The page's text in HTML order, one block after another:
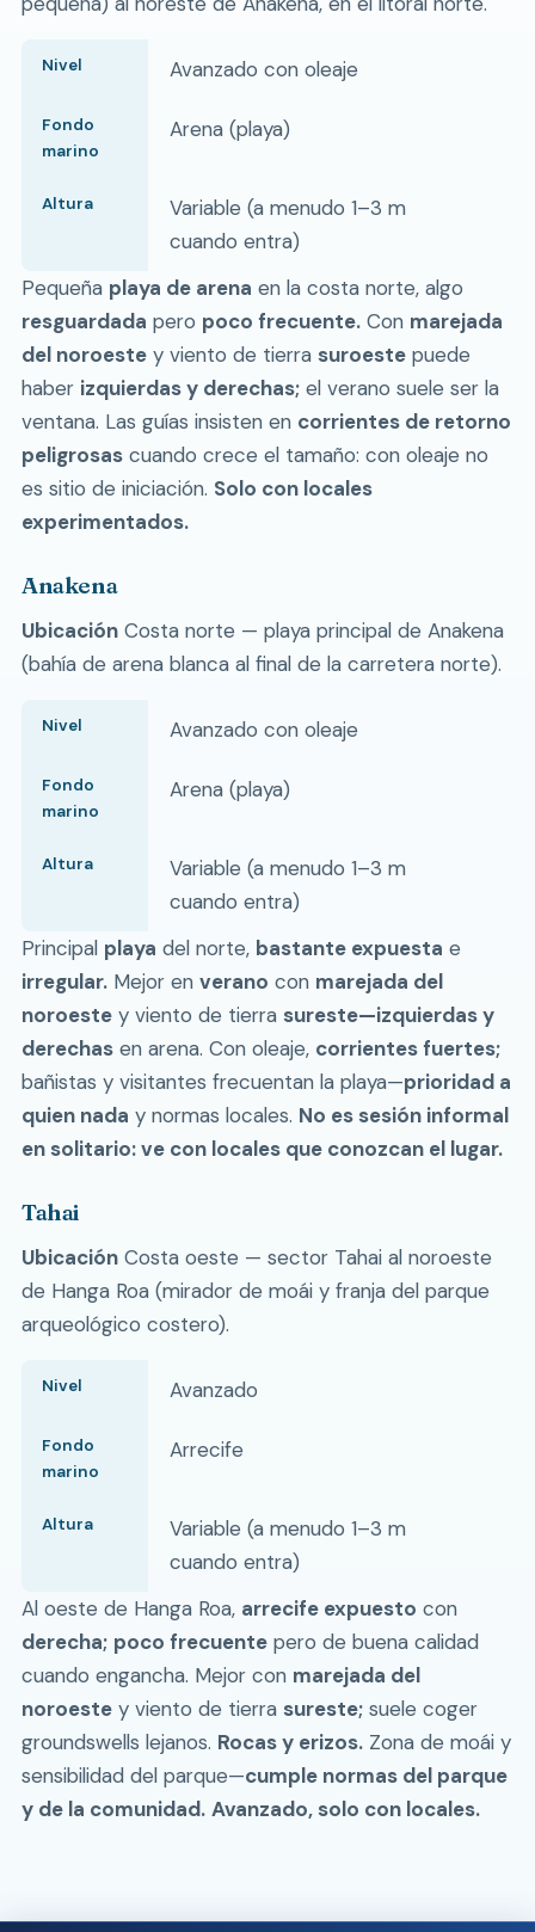
Nivel Avanzado con oleaje
Fondo
marino
Arena (playa)
Altura
Variable (a menudo 1–3 m
cuando entra)
Pequeña playa de arena en la costa norte, algo
resguardada pero poco frecuente.Con marejada
del noroestey viento de tierra suroestepuede
haber izquierdas y derechas;el verano suele ser la
ventana. Las guías insisten en corrientes de retorno
peligrosascuando crece el tamaño: con oleaje no
es sitio de iniciación. Solo con locales
experimentados.
Anakena
UbicaciónCosta norte — playa principal de Anakena
(bahía de arena blanca al final de la carretera norte).
Nivel Avanzado con oleaje
Fondo
marino
Arena (playa)
Altura
Variable (a menudo 1–3 m
cuando entra)
Principal playa del norte, bastante expuesta e
irregular.Mejor en verano con marejada del
noroestey viento de tierra sureste—izquierdas y
derechasen arena. Con oleaje, corrientes fuertes;
bañistas y visitantes frecuentan la playa—prioridad a
quien nada y normas locales. No es sesión informal
en solitario: ve con locales que conozcan el lugar.
Tahai
UbicaciónCosta oeste — sector Tahai al noroeste
de Hanga Roa (mirador de moái y franja del parque
arqueológico costero).
Nivel Avanzado
Fondo
marino
Arrecife
Altura
Variable (a menudo 1–3 m
cuando entra)
Al oeste de Hanga Roa, arrecife expuesto con
derecha; poco frecuentepero de buena calidad
cuando engancha. Mejor con marejada del
noroestey viento de tierra sureste;suele coger
groundswells lejanos. Rocas y erizos.Zona de moái y
sensibilidad del parque—cumple normas del parque
y de la comunidad. Avanzado, solo con locales.